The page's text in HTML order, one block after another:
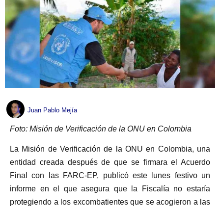
Juan Pablo Mejía
Foto: Misión de Verificación de la ONU en Colombia
La Misión de Verificación de la ONU en Colombia, una
entidad creada después de que se firmara el Acuerdo
Final con las FARC-EP, publicó este lunes festivo un
informe en el que asegura que la Fiscalía no estaría
protegiendo a los excombatientes que se acogieron a las